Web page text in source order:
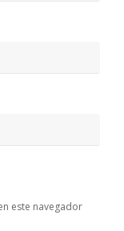
este navegador